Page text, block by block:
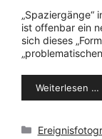
„Spaziergänge“
ist offenbar ein
sich dieses
Weiterlesen …
Kategorien